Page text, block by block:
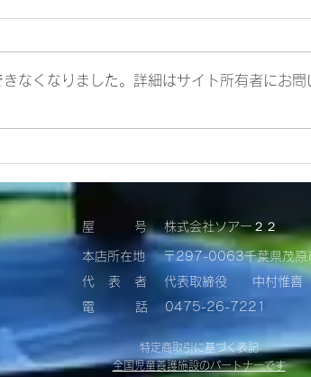
ユニフォームに最適なスマホ
なくなりました。詳細はサイト所有者にお問
屋 号 株式会社ソアー２２
本店所在地 〒297-0063千葉県茂
代 表 者 代表取締役 中村惟喜
​電 話 0475-26-7221
特定商取引に基づく表記
​全国児童養護施設のパートナーです